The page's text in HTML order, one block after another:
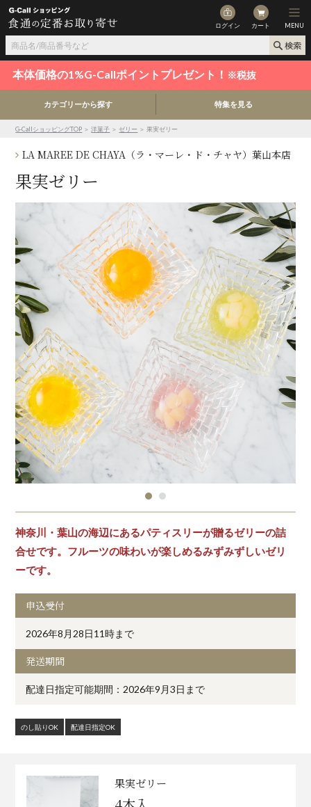
ログイン カート MENU
本体価格の1%G-Callポイントプレゼント！ ※税抜
カテゴリーから探す 特集を見る
G-CallショッピングTOP ＞洋菓子 ＞ ゼリー ＞ 果実ゼリー
LA MAREE DE CHAYA（ラ・マーレ・ド・チャヤ）葉山本店
果実ゼリー
神奈川・葉山の海辺にあるパティスリーが贈るゼリーの詰
合せです。フルーツの味わいが楽しめるみずみずしいゼリ
ーです。
申込受付
2026年8月28日11時まで
発送期間
配達日指定可能期間：2026年9月3日まで
のし貼りOK 配達日指定OK
果実ゼリー